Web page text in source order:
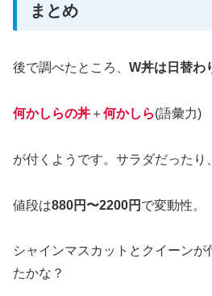
まとめ
後で調べたところ、 W丼は日替わ
何かしらの丼 ＋何かしら(語彙力)
が付くようです。サラダだったり
値段は880円〜2200円 で変動性。
シャインマスカットとクイーンが
たかな？